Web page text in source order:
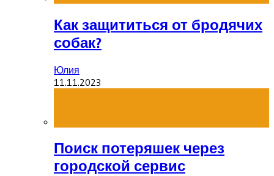
Как защититься от бродячих
собак?
Юлия
11.11.2023
Поиск потеряшек через
городской сервис